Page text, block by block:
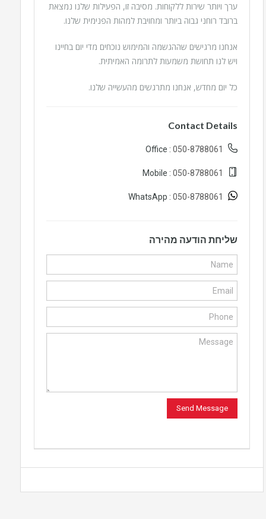
ערך ויותר שירות ללקוחות. מסיבה זו, הפעילות שלנו נמצאת
ברובד רוחני גבוה ביותר ומחויבת למהות הפנימית שלנו.
אנחנו מרגישים שההגשמה והמימוש נוכחים מדי יום בחיינו
ויש לנו תחושת משמעות לתרומה האמיתית.
כל יום מחדש, אנחנו מתרגשים מהעשייה שלנו.
Contact Details
050-8788061
050-8788061
050-8788061
שליחת הודעה מהירה